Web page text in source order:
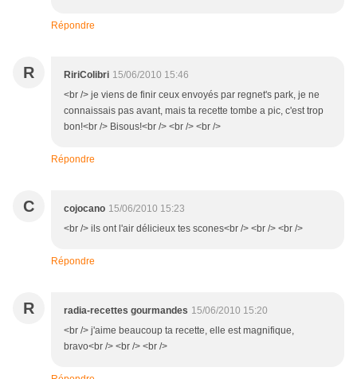
Répondre
R RiriColibri 15/06/2010 15:46
<br /> je viens de finir ceux envoyés par regnet's park, je ne
connaissais pas avant, mais ta recette tombe a pic, c'est trop
bon!<br /> Bisous!<br /> <br /> <br />
Répondre
C cojocano 15/06/2010 15:23
<br /> ils ont l'air délicieux tes scones<br /> <br /> <br />
Répondre
R radia-recettes gourmandes 15/06/2010 15:20
<br /> j'aime beaucoup ta recette, elle est magnifique,
bravo<br /> <br /> <br />